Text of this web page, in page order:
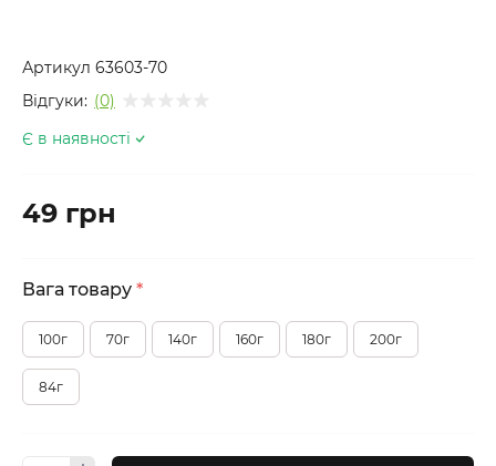
Артикул 63603-70
Відгуки: (0)
Є в наявності
49 грн
Вага товару *
100г 70г 140г 160г 180г 200г
84г